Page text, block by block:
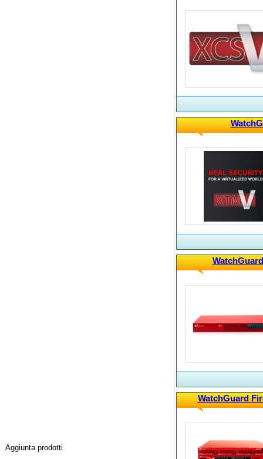
Aggiunta prodotti
WatchGuard